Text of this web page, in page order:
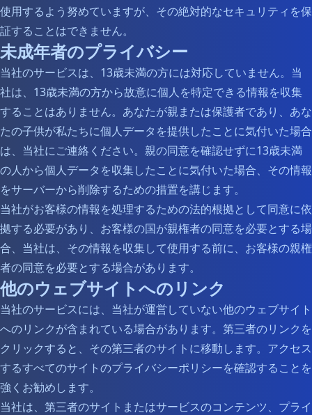
使用するよう努めていますが、その絶対的なセキュリティを保
証することはできません。
未成年者のプライバシー
当社のサービスは、13歳未満の方には対応していません。当
社は、13歳未満の方から故意に個人を特定できる情報を収集
することはありません。あなたが親または保護者であり、あな
たの子供が私たちに個人データを提供したことに気付いた場合
は、当社にご連絡ください。親の同意を確認せずに13歳未満
の人から個人データを収集したことに気付いた場合、その情報
をサーバーから削除するための措置を講じます。
当社がお客様の情報を処理するための法的根拠として同意に依
拠する必要があり、お客様の国が親権者の同意を必要とする場
合、当社は、その情報を収集して使用する前に、お客様の親権
者の同意を必要とする場合があります。
他のウェブサイトへのリンク
当社のサービスには、当社が運営していない他のウェブサイト
へのリンクが含まれている場合があります。第三者のリンクを
クリックすると、その第三者のサイトに移動します。アクセス
するすべてのサイトのプライバシーポリシーを確認することを
強くお勧めします。
当社は、第三者のサイトまたはサービスのコンテンツ、プライ